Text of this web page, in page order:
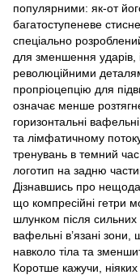
популярними: як-от
багатоступеневе
спеціально
для зменшення ударів,
революційними
пропріоцепцію для
означає менше
горизонтальні
та лімфатичному
тренувань в темний
логотип на задню
Дізнавшись про
що компресійні гетри
шлунком після
вафельні в’язані
навколо тіла та
Коротше кажучи,